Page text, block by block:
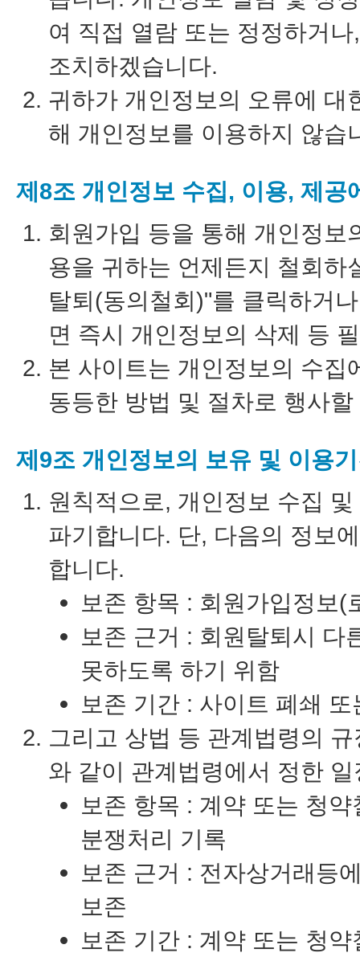
여 직접 열람 또는 정정하거
조치하겠습니다.
귀하가 개인정보의 오류에 대
해 개인정보를 이용하지 않습
제8조 개인정보 수집, 이용, 제공
회원가입 등을 통해 개인정
용을 귀하는 언제든지 철회하
탈퇴(동의철회)"를 클릭하거
면 즉시 개인정보의 삭제 등
본 사이트는 개인정보의 수
동등한 방법 및 절차로 행사
제9조 개인정보의 보유 및 이용
원칙적으로, 개인정보 수집
파기합니다. 단, 다음의 정보
합니다.
보존 항목 : 회원가입정보(
보존 근거 : 회원탈퇴시 다
못하도록 하기 위함
보존 기간 : 사이트 폐쇄
그리고 상법 등 관계법령의
와 같이 관계법령에서 정한
보존 항목 : 계약 또는 청
분쟁처리 기록
보존 근거 : 전자상거래등
보존
보존 기간 : 계약 또는 청